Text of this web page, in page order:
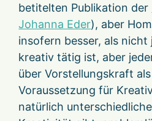
betitelten Publikation der
Johanna Eder), aber
insofern besser, als nicht
kreativ tätig ist, aber
über Vorstellungskraft
Voraussetzung für
natürlich